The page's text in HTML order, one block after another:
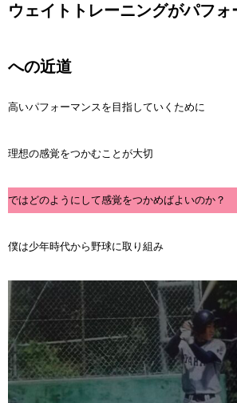
ウェイトトレーニングがパフ
への近道
高いパフォーマンスを目指していくために
理想の感覚をつかむことが大切
ではどのようにして感覚をつかめばよいのか？
僕は少年時代から野球に取り組み